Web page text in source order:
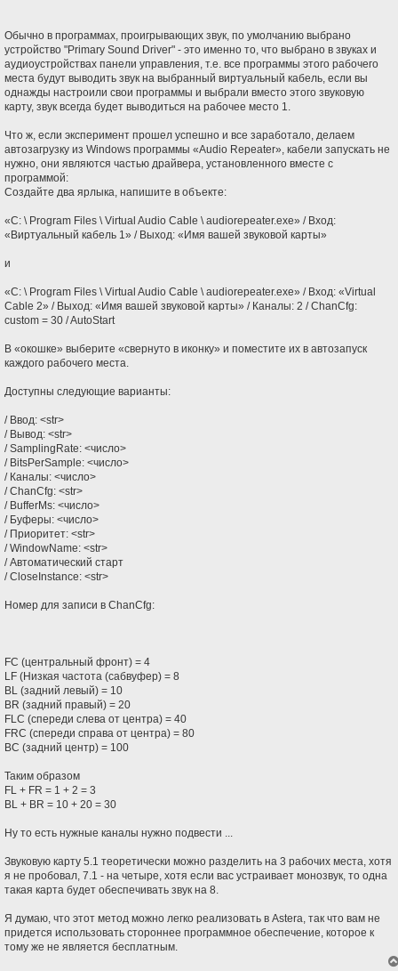
Обычно в программах, проигрывающих звук, по умолчанию выбрано
устройство "Primary Sound Driver" - это именно то, что выбрано в звуках и
аудиоустройствах панели управления, т.е. все программы этого рабочего
места будут выводить звук на выбранный виртуальный кабель, если вы
однажды настроили свои программы и выбрали вместо этого звуковую
карту, звук всегда будет выводиться на рабочее место 1.
Что ж, если эксперимент прошел успешно и все заработало, делаем
автозагрузку из Windows программы «Audio Repeater», кабели запускать не
нужно, они являются частью драйвера, установленного вместе с
программой:
Создайте два ярлыка, напишите в объекте:
«C: \ Program Files \ Virtual Audio Cable \ audiorepeater.exe» / Вход:
«Виртуальный кабель 1» / Выход: «Имя вашей звуковой карты»
и
«C: \ Program Files \ Virtual Audio Cable \ audiorepeater.exe» / Вход: «Virtual
Cable 2» / Выход: «Имя вашей звуковой карты» / Каналы: 2 / ChanCfg:
custom = 30 / AutoStart
В «окошке» выберите «свернуто в иконку» и поместите их в автозапуск
каждого рабочего места.
Доступны следующие варианты:
/ Ввод: <str>
/ Вывод: <str>
/ SamplingRate: <число>
/ BitsPerSample: <число>
/ Каналы: <число>
/ ChanCfg: <str>
/ BufferMs: <число>
/ Буферы: <число>
/ Приоритет: <str>
/ WindowName: <str>
/ Автоматический старт
/ CloseInstance: <str>
Номер для записи в ChanCfg:
FC (центральный фронт) = 4
LF (Низкая частота (сабвуфер) = 8
BL (задний левый) = 10
BR (задний правый) = 20
FLC (спереди слева от центра) = 40
FRC (спереди справа от центра) = 80
BC (задний центр) = 100
Таким образом
FL + FR = 1 + 2 = 3
BL + BR = 10 + 20 = 30
Ну то есть нужные каналы нужно подвести ...
Звуковую карту 5.1 теоретически можно разделить на 3 рабочих места, хотя
я не пробовал, 7.1 - на четыре, хотя если вас устраивает монозвук, то одна
такая карта будет обеспечивать звук на 8.
Я думаю, что этот метод можно легко реализовать в Astera, так что вам не
придется использовать стороннее программное обеспечение, которое к
тому же не является бесплатным.